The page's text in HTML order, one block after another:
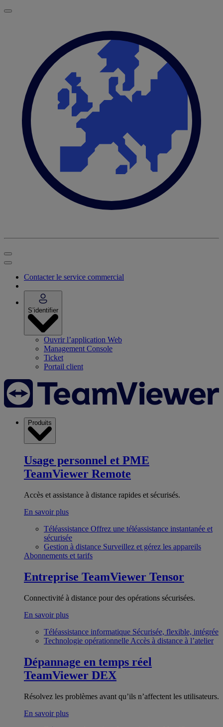
Contacter le service commercial
S’identifier
Ouvrir l’application Web
Management Console
Ticket
Portail client
Produits
Usage personnel et PME
TeamViewer Remote
Accès et assistance à distance rapides et sécurisés.
En savoir plus
Téléassistance Offrez une téléassistance instantanée et
sécurisée
Gestion à distance Surveillez et gérez les appareils
Abonnements et tarifs
Entreprise TeamViewer Tensor
Connectivité à distance pour des opérations sécurisées.
En savoir plus
Téléassistance informatique Sécurisée, flexible, intégrée
Technologie opérationnelle Accès à distance à l’atelier
Dépannage en temps réel
TeamViewer DEX
Résolvez les problèmes avant qu’ils n’affectent les utilisateurs.
En savoir plus